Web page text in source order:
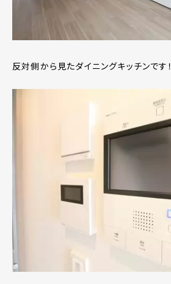
反対側から見たダイニングキッチンです！